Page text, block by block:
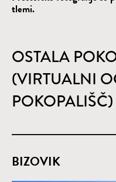
OSTALA
(VIRTUALNI
POKOPALIŠČ)
tlemi.
BIZOVIK